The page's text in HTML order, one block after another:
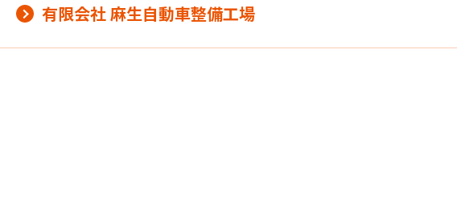
有限会社 麻生自動車整備工場